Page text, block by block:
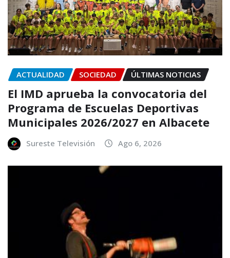
ACTUALIDAD SOCIEDAD ÚLTIMAS NOTICIAS
El IMD aprueba la convocatoria del
Programa de Escuelas Deportivas
Municipales 2026/2027 en Albacete
Sureste Televisión Ago 6, 2026